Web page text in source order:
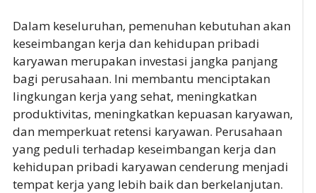
Dalam keseluruhan, pemenuhan kebutuhan akan
keseimbangan kerja dan kehidupan pribadi
karyawan merupakan investasi jangka panjang
bagi perusahaan. Ini membantu menciptakan
lingkungan kerja yang sehat, meningkatkan
produktivitas, meningkatkan kepuasan karyawan,
dan memperkuat retensi karyawan. Perusahaan
yang peduli terhadap keseimbangan kerja dan
kehidupan pribadi karyawan cenderung menjadi
tempat kerja yang lebih baik dan berkelanjutan.